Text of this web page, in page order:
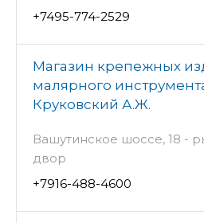
+7495-774-2529
Магазин крепежных
малярного
Круковский А.Ж.
Вашутинское шоссе, 18 -
двор
+7916-488-4600